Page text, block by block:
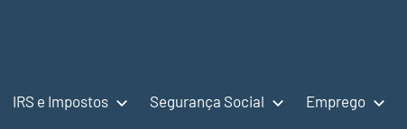
IRS e Impostos Segurança Social Emprego